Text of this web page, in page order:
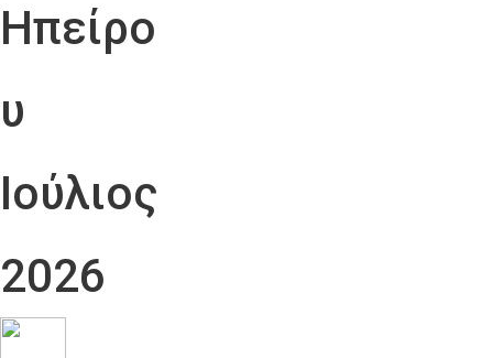
Ηπείρο
υ
Ιούλιος
2026